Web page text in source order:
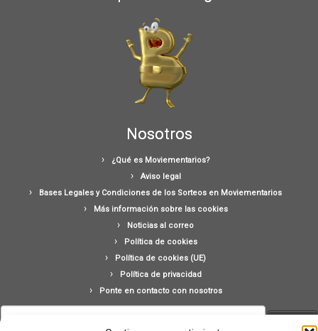
Nosotros
¿Qué es Moviementarios?
Aviso legal
Bases Legales y Condiciones de los Sorteos en Moviementarios
Más información sobre las cookies
Noticias al correo
Política de cookies
Política de cookies (UE)
Política de privacidad
Ponte en contacto con nosotros